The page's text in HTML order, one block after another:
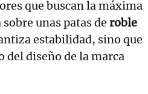
que buscan la máxima
unas patas de roble
estabilidad, sino que
del diseño de la marca